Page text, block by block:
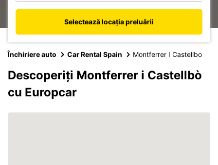
Selectează locația preluării
Închiriere auto Car Rental Spain Montferrer I Castellbo
Descoperiți Montferrer i Castellbò
cu Europcar